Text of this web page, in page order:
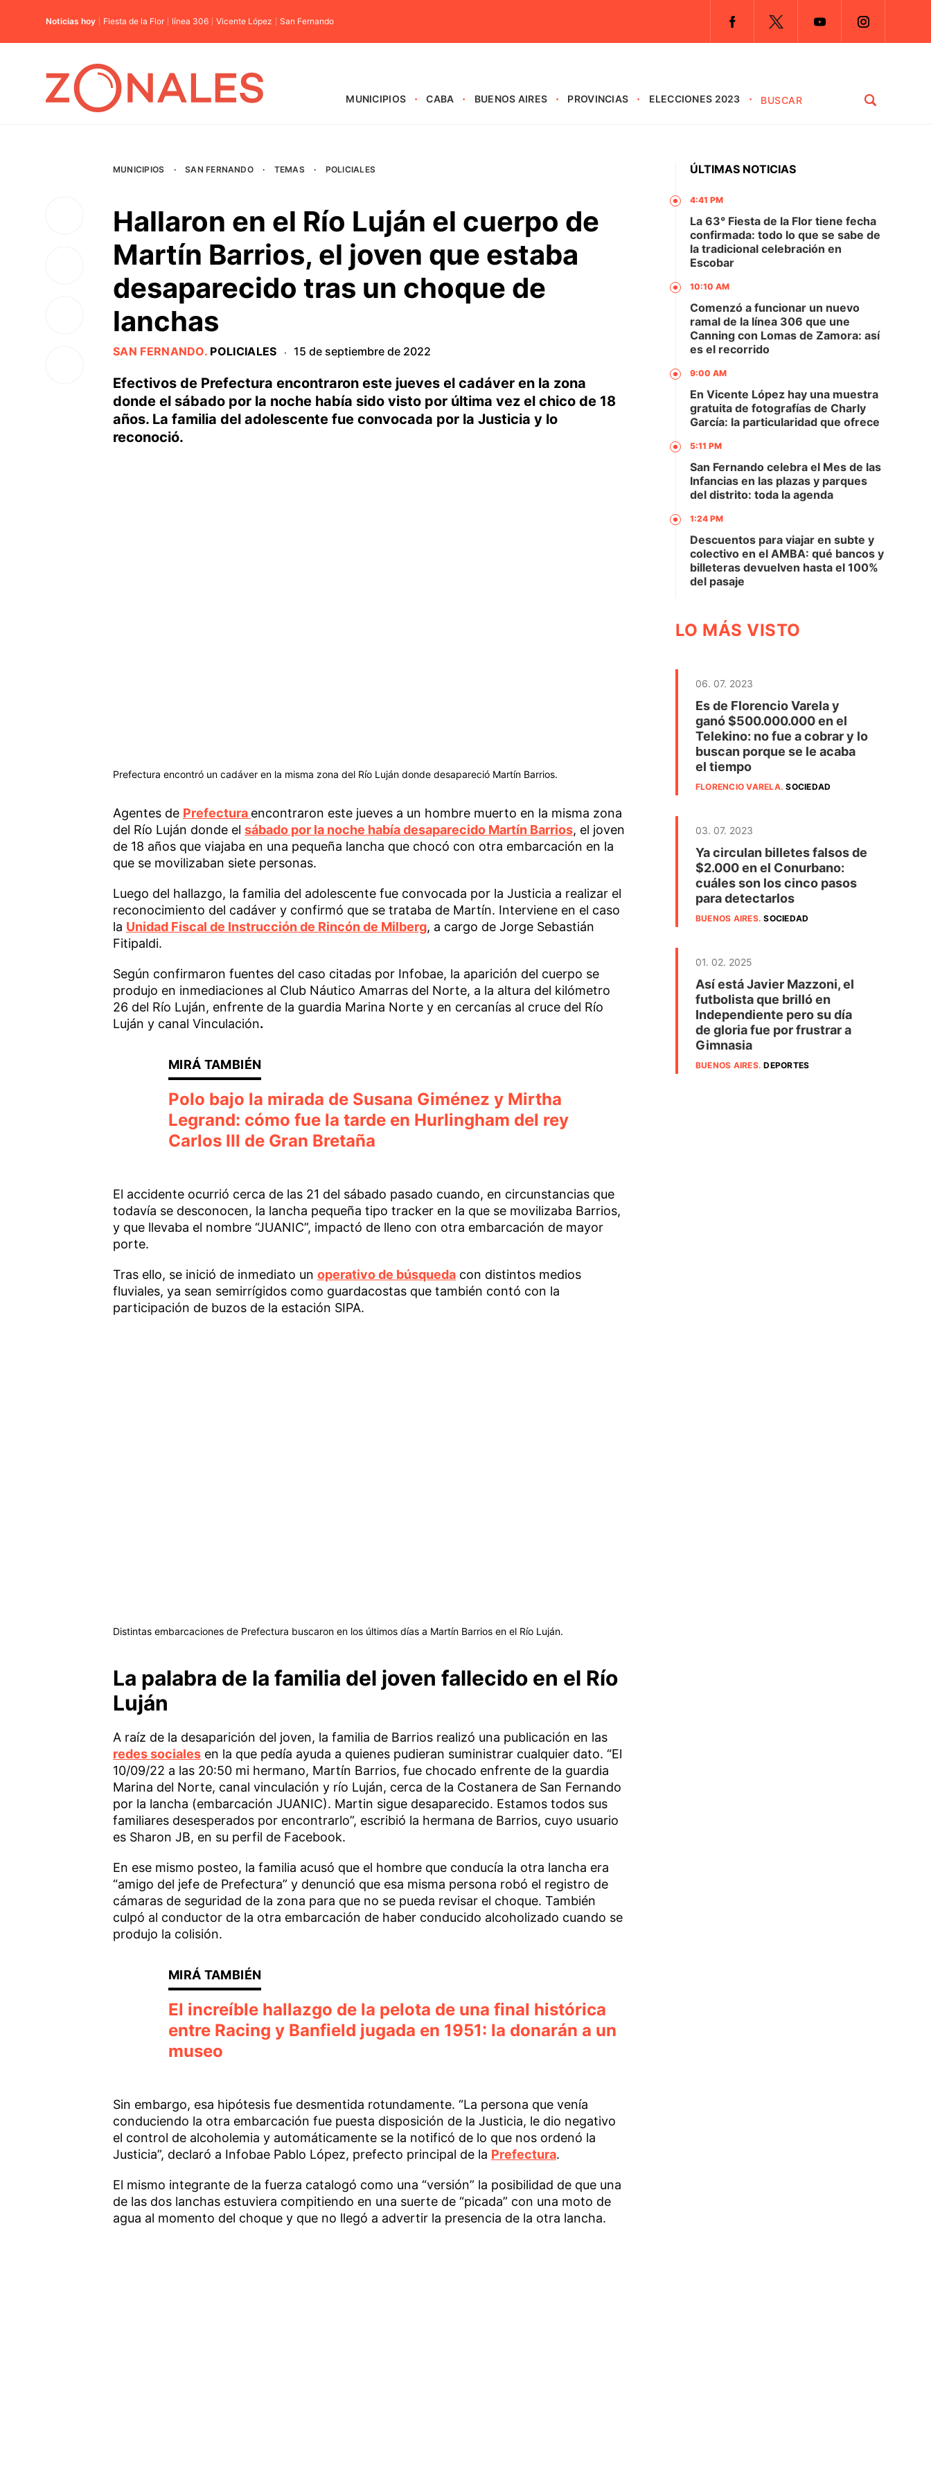
Noticias hoy Fiesta de la Flor línea 306 Vicente López San Fernando
MUNICIPIOS CABA BUENOS AIRES PROVINCIAS ELECCIONES 2023
MUNICIPIOS · SAN FERNANDO · TEMAS · POLICIALES
Hallaron en el Río Luján el cuerpo de
Martín Barrios, el joven que estaba
desaparecido tras un choque de
lanchas
SAN FERNANDO. POLICIALES · 15 de septiembre de 2022
Efectivos de Prefectura encontraron este jueves el cadáver en la zona
donde el sábado por la noche había sido visto por última vez el chico de 18
años. La familia del adolescente fue convocada por la Justicia y lo
reconoció.
Prefectura encontró un cadáver en la misma zona del Río Luján donde desapareció Martín Barrios.
Agentes de Prefectura encontraron este jueves a un hombre muerto en la misma zona
del Río Luján donde el sábado por la noche había desaparecido Martín Barrios, el joven
de 18 años que viajaba en una pequeña lancha que chocó con otra embarcación en la
que se movilizaban siete personas.
Luego del hallazgo, la familia del adolescente fue convocada por la Justicia a realizar el
reconocimiento del cadáver y confirmó que se trataba de Martín. Interviene en el caso
la Unidad Fiscal de Instrucción de Rincón de Milberg, a cargo de Jorge Sebastián
Fitipaldi.
Según confirmaron fuentes del caso citadas por Infobae, la aparición del cuerpo se
produjo en inmediaciones al Club Náutico Amarras del Norte, a la altura del kilómetro
26 del Río Luján, enfrente de la guardia Marina Norte y en cercanías al cruce del Río
Luján y canal Vinculación.
Polo bajo la mirada de Susana Giménez y Mirtha
Legrand: cómo fue la tarde en Hurlingham del rey
Carlos III de Gran Bretaña
El accidente ocurrió cerca de las 21 del sábado pasado cuando, en circunstancias que
todavía se desconocen, la lancha pequeña tipo tracker en la que se movilizaba Barrios,
y que llevaba el nombre “JUANIC”, impactó de lleno con otra embarcación de mayor
porte.
Tras ello, se inició de inmediato un operativo de búsquedacon distintos medios
fluviales, ya sean semirrígidos como guardacostas que también contó con la
participación de buzos de la estación SIPA.
Distintas embarcaciones de Prefectura buscaron en los últimos días a Martín Barrios en el Río Luján.
La palabra de la familia del joven fallecido en el Río
Luján
A raíz de la desaparición del joven, la familia de Barrios realizó una publicación en las
redes socialesen la que pedía ayuda a quienes pudieran suministrar cualquier dato. “El
10/09/22 a las 20:50 mi hermano, Martín Barrios, fue chocado enfrente de la guardia
Marina del Norte, canal vinculación y río Luján, cerca de la Costanera de San Fernando
por la lancha (embarcación JUANIC). Martin sigue desaparecido. Estamos todos sus
familiares desesperados por encontrarlo”, escribió la hermana de Barrios, cuyo usuario
es Sharon JB, en su perfil de Facebook.
En ese mismo posteo, la familia acusó que el hombre que conducía la otra lancha era
“amigo del jefe de Prefectura” y denunció que esa misma persona robó el registro de
cámaras de seguridad de la zona para que no se pueda revisar el choque. También
culpó al conductor de la otra embarcación de haber conducido alcoholizado cuando se
produjo la colisión.
El increíble hallazgo de la pelota de una final histórica
entre Racing y Banfield jugada en 1951: la donarán a un
museo
Sin embargo, esa hipótesis fue desmentida rotundamente. “La persona que venía
conduciendo la otra embarcación fue puesta disposición de la Justicia, le dio negativo
el control de alcoholemia y automáticamente se la notificó de lo que nos ordenó la
Justicia”, declaró a Infobae Pablo López, prefecto principal de la Prefectura.
El mismo integrante de la fuerza catalogó como una “versión” la posibilidad de que una
de las dos lanchas estuviera compitiendo en una suerte de “picada” con una moto de
agua al momento del choque y que no llegó a advertir la presencia de la otra lancha.
ÚLTIMAS NOTICIAS
4:41 PM
La 63° Fiesta de la Flor tiene fecha
confirmada: todo lo que se sabe de
la tradicional celebración en
Escobar
10:10 AM
Comenzó a funcionar un nuevo
ramal de la línea 306 que une
Canning con Lomas de Zamora: así
es el recorrido
9:00 AM
En Vicente López hay una muestra
gratuita de fotografías de Charly
García: la particularidad que ofrece
5:11 PM
San Fernando celebra el Mes de las
Infancias en las plazas y parques
del distrito: toda la agenda
1:24 PM
Descuentos para viajar en subte y
colectivo en el AMBA: qué bancos y
billeteras devuelven hasta el 100%
del pasaje
LO MÁS VISTO
06. 07. 2023
Es de Florencio Varela y
ganó $500.000.000 en el
Telekino: no fue a cobrar y lo
buscan porque se le acaba
el tiempo
FLORENCIO VARELA.SOCIEDAD
03. 07. 2023
Ya circulan billetes falsos de
$2.000 en el Conurbano:
cuáles son los cinco pasos
para detectarlos
BUENOS AIRES.SOCIEDAD
01. 02. 2025
Así está Javier Mazzoni, el
futbolista que brilló en
Independiente pero su día
de gloria fue por frustrar a
Gimnasia
BUENOS AIRES.DEPORTES